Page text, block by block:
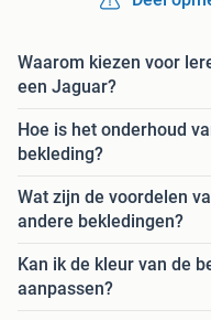
Waarom kiezen voor
een Jaguar?
Hoe is het onderhoud
bekleding?
Wat zijn de voordelen
andere bekledingen?
Kan ik de kleur van de
aanpassen?